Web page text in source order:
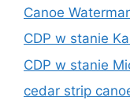
Canoe
CDP w stanie
CDP w stanie
cedar strip